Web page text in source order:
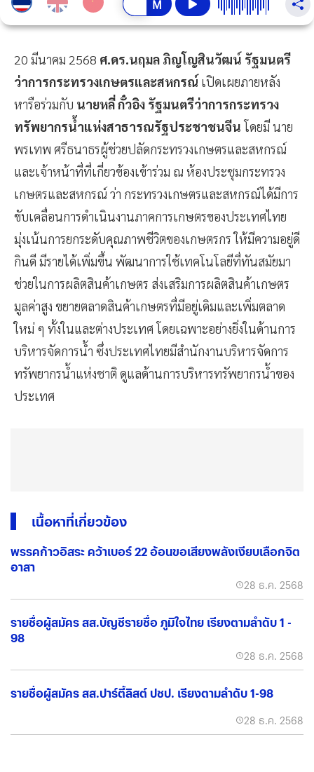
20 มีนาคม 2568 ศ.ดร.นฤมล ภิญโญสินวัฒน์ รัฐมนตรี
ว่าการกระทรวงเกษตรและสหกรณ์ เปิดเผยภายหลัง
หารือร่วมกับ นายหลี่ กั๋วอิง รัฐมนตรีว่าการกระทรวง
ทรัพยากรน้ำแห่งสาธารณรัฐประชาชนจีนโดยมี นาย
พรเทพ ศรีธนาธรผู้ช่วยปลัดกระทรวงเกษตรและสหกรณ์
และเจ้าหน้าที่ที่เกี่ยวข้องเข้าร่วม ณ ห้องประชุมกระทรวง
เกษตรและสหกรณ์ ว่า กระทรวงเกษตรและสหกรณ์ได้มีการ
ขับเคลื่อนการดำเนินงานภาคการเกษตรของประเทศไทย
มุ่งเน้นการยกระดับคุณภาพชีวิตของเกษตรกร ให้มีความอยู่ดี
กินดี มีรายได้เพิ่มขึ้น พัฒนาการใช้เทคโนโลยีที่ทันสมัยมา
ช่วยในการผลิตสินค้าเกษตร ส่งเสริมการผลิตสินค้าเกษตร
มูลค่าสูง ขยายตลาดสินค้าเกษตรที่มีอยู่เดิมและเพิ่มตลาด
ใหม่ ๆ ทั้งในและต่างประเทศ โดยเฉพาะอย่างยิ่งในด้านการ
บริหารจัดการน้ำ ซึ่งประเทศไทยมีสำนักงานบริหารจัดการ
ทรัพยากรน้ำแห่งชาติ ดูแลด้านการบริหารทรัพยากรน้ำของ
ประเทศ
เนื้อหาที่เกี่ยวข้อง
พรรคก้าวอิสระ คว้าเบอร์ 22 อ้อนขอเสียงพลังเงียบเลือกจิต
อาสา
28 ธ.ค. 2568
รายชื่อผู้สมัคร สส.บัญชีรายชื่อ ภูมิใจไทย เรียงตามลำดับ 1 -
98
28 ธ.ค. 2568
รายชื่อผู้สมัคร สส.ปาร์ตี้ลิสต์ ปชป. เรียงตามลำดับ 1-98
28 ธ.ค. 2568